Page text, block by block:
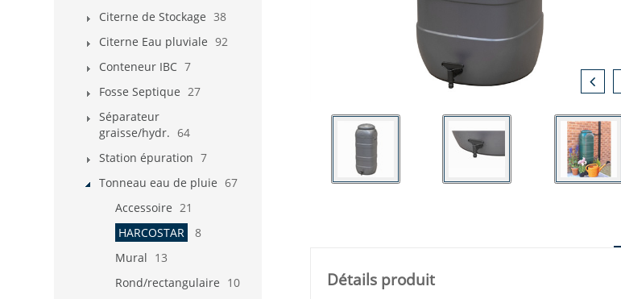
Détails produit
Citerne de Stockage 38
Citerne Eau pluviale 92
Conteneur IBC 7
Fosse Septique 27
Séparateur
graisse/hydr. 64
Station épuration 7
Tonneau eau de pluie 67
Accessoire 21
HARCOSTAR
8
Mural 13
Rond/rectangulaire 10